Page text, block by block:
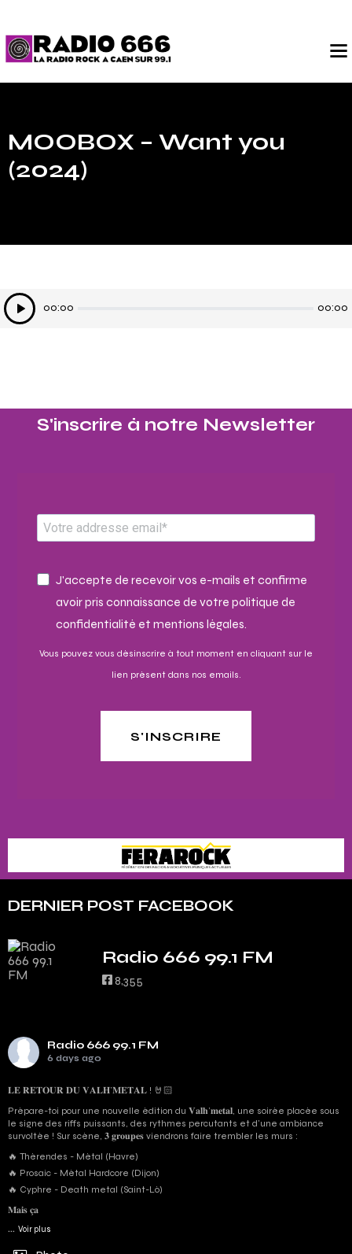
MOOBOX – Want you
(2024)
Lecteur
audio
00:00 00:00
S'inscrire à notre Newsletter​
J'accepte de recevoir vos e-mails et confirme
avoir pris connaissance de votre politique de
confidentialité et mentions légales.
Vous pouvez vous désinscrire à tout moment en cliquant sur le
lien présent dans nos emails.
S'INSCRIRE
DERNIER POST FACEBOOK
Radio 666 99.1 FM
8,355
Radio 666 99.1 FM
6 days ago
𝐋𝐄 𝐑𝐄𝐓𝐎𝐔𝐑 𝐃𝐔 𝐕𝐀𝐋𝐇’𝐌𝐄𝐓𝐀𝐋 ! 🤘🏻
Prépare-toi pour une nouvelle édition du 𝐕𝐚𝐥𝐡’𝐦𝐞𝐭𝐚𝐥, une soirée placée sous
le signe des riffs puissants, des rythmes percutants et d'une ambiance
survoltée ! Sur scène, 𝟑 𝐠𝐫𝐨𝐮𝐩𝐞𝐬 viendrons faire trembler les murs :
🔥 Thérendes - Métal (Havre)
🔥 Prosaic - Métal Hardcore (Dijon)
🔥 Cyphre - Death metal (Saint-Lô)
𝐌𝐚𝐢𝐬 𝐜̧𝐚
... Voir plus